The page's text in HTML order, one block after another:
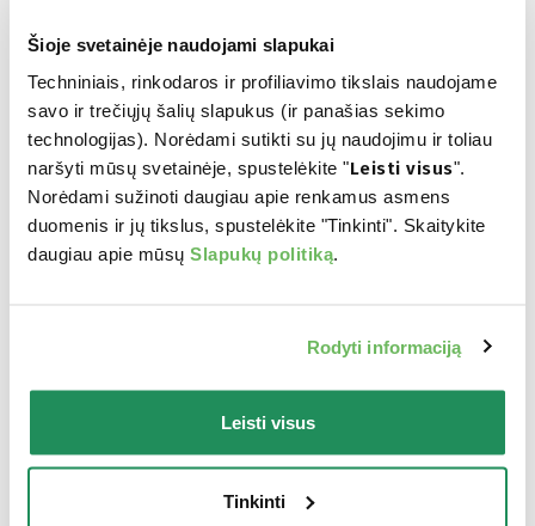
Šioje svetainėje naudojami slapukai
Techniniais, rinkodaros ir profiliavimo tikslais naudojame
savo ir trečiųjų šalių slapukus (ir panašias sekimo
technologijas). Norėdami sutikti su jų naudojimu ir toliau
naršyti mūsų svetainėje, spustelėkite "Leisti visus".
Norėdami sužinoti daugiau apie renkamus asmens
duomenis ir jų tikslus, spustelėkite "Tinkinti". Skaitykite
daugiau apie mūsų Slapukų politiką.
Rodyti informaciją
Leisti visus
Tinkinti
LIFESTAGE • Adult
GRAIN FREE